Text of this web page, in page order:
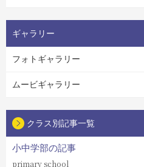
ギャラリー
フォトギャラリー
ムービギャラリー
クラス別記事一覧
小中学部の記事
primary school